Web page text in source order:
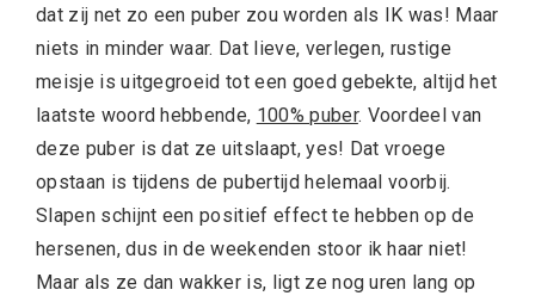
dat zij net zo een puber zou worden als IK was! Maar
niets in minder waar. Dat lieve, verlegen, rustige
meisje is uitgegroeid tot een goed gebekte, altijd het
laatste woord hebbende, 100% puber. Voordeel van
deze puber is dat ze uitslaapt, yes! Dat vroege
opstaan is tijdens de pubertijd helemaal voorbij.
Slapen schijnt een positief effect te hebben op de
hersenen, dus in de weekenden stoor ik haar niet!
Maar als ze dan wakker is, ligt ze nog uren lang op